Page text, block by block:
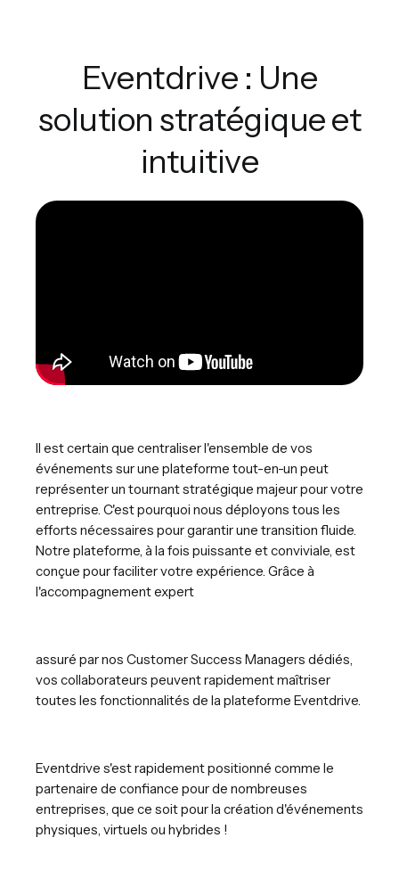
Eventdrive : Une
solution stratégique et
intuitive
Il est certain que centraliser l'ensemble de vos
événements sur une plateforme tout-en-un peut
représenter un tournant stratégique majeur pour votre
entreprise. C'est pourquoi nous déployons tous les
efforts nécessaires pour garantir une transition fluide.
Notre plateforme, à la fois puissante et conviviale, est
conçue pour faciliter votre expérience. Grâce à
l'accompagnement expert
assuré par nos Customer Success Managers dédiés,
vos collaborateurs peuvent rapidement maîtriser
toutes les fonctionnalités de la plateforme Eventdrive.
Eventdrive s'est rapidement positionné comme le
partenaire de confiance pour de nombreuses
entreprises, que ce soit pour la création d'événements
physiques, virtuels ou hybrides !